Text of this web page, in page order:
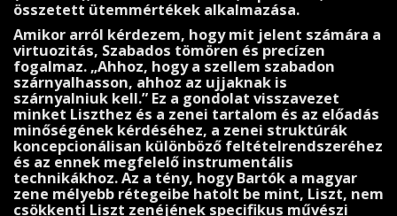
összetett ütemmértékek alkal­mazása.
Amikor arról kérdezem, hogy mit jelent számára a
virtu­ozitás, Szabados tömören és precízen
fogalmaz. „Ahhoz, hogy a szellem szabadon
szárnyalhasson, ahhoz az ujjaknak is
szárnyalniuk kell.” Ez a gondolat visszavezet
minket Liszthez és a zenei tar­talom és az előadás
minőségének kérdéséhez, a zenei struk­túrák
koncepcionálisan különböző feltételrendszeréhez
és az ennek megfelelő instru­mentális
technikákhoz. Az a tény, hogy Bartók a magyar
zene mélyebb rétegeibe hatolt be mint, Liszt, nem
csökkenti Liszt zenéjének specifikus művészi